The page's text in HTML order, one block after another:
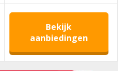
Bekijk
aanbiedingen